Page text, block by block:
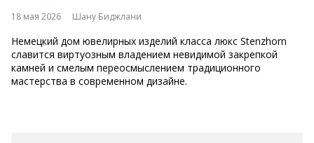
18 мая 2026 Шану Биджлани
Немецкий дом ювелирных изделий класса люкс Stenzhorn
славится виртуозным владением невидимой закрепкой
камней и смелым переосмыслением традиционного
мастерства в современном дизайне.